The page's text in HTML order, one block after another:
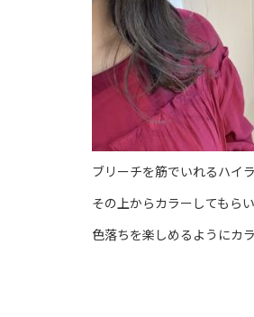
ブリーチを筋でいれるハイ
その上からカラーしてもら
色落ちを楽しめるようにカ